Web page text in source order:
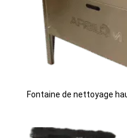
Fontaine de nettoyage